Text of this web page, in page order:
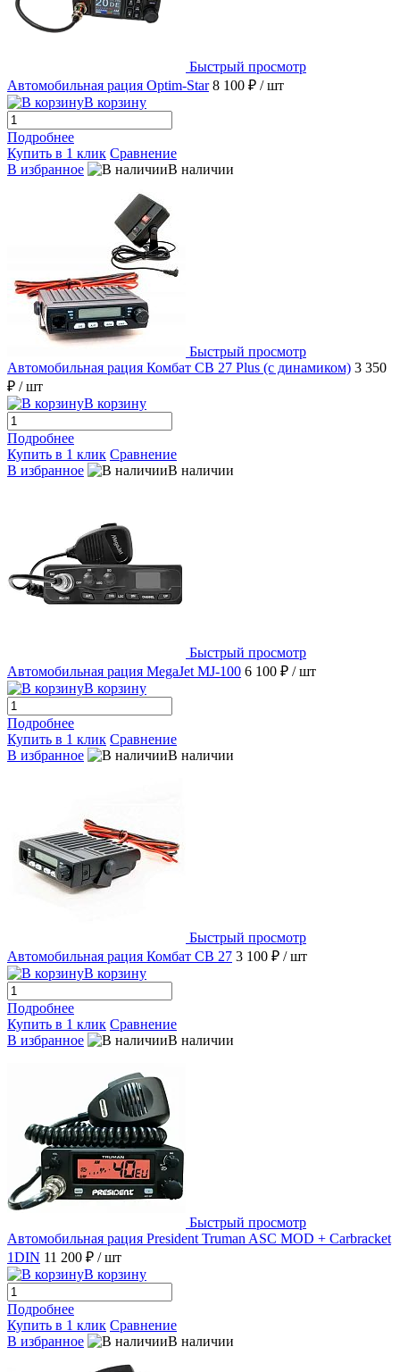
Быстрый просмотр
Автомобильная рация Optim-Star 8 100 ₽ / шт
В корзину
Подробнее
Купить в 1 клик Сравнение
В избранное
В наличии
Быстрый просмотр
Автомобильная рация Комбат CB 27 Plus (с динамиком) 3 350
₽ / шт
В корзину
Подробнее
Купить в 1 клик Сравнение
В избранное
В наличии
Быстрый просмотр
Автомобильная рация MegaJet MJ-100 6 100 ₽ / шт
В корзину
Подробнее
Купить в 1 клик Сравнение
В избранное
В наличии
Быстрый просмотр
Автомобильная рация Комбат CB 27 3 100 ₽ / шт
В корзину
Подробнее
Купить в 1 клик Сравнение
В избранное
В наличии
Быстрый просмотр
Автомобильная рация President Truman ASC MOD + Carbraсket
1DIN 11 200 ₽ / шт
В корзину
Подробнее
Купить в 1 клик Сравнение
В избранное
В наличии